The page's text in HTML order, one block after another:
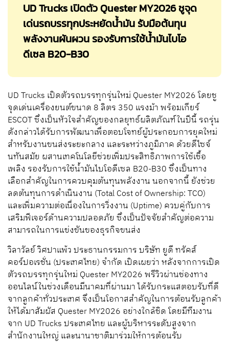
UD Trucks เปิดตัว Quester MY2026 ชูจุด
เด่นรถบรรทุกประหยัดน้ำมัน รับมือต้นทุน
พลังงานผันผวน รองรับการใช้น้ำมันไบโอ
ดีเซล B20-B30
UD Trucks เปิดตัวรถบรรทุกรุ่นใหม่ Quester MY2026 โดยชู
จุดเด่นเครื่องยนต์ขนาด 8 ลิตร 350 แรงม้า พร้อมเกียร์
ESCOT ซึ่งเป็นหัวใจสำคัญของกลยุทธ์ผลิตภัณฑ์ในปีนี้ รถรุ่น
ดังกล่าวได้รับการพัฒนาเพื่อตอบโจทย์ผู้ประกอบการยุคใหม่
สำหรับงานขนส่งระยะกลาง และระหว่างภูมิภาค ด้วยดีไซจ์
นทันสมัย ผสานเทคโนโลยีช่วยเพิ่มประสิทธิภาพการใช้เชื้อ
เพลิง รองรับการใช้น้ำมันไบโอดีเซล B20-B30 ซึ่งเป็นทาง
เลือกสำคัญในการควบคุมต้นทุนพลังงาน นอกจากนี้ ยังช่วย
ลดต้นทุนการดำเนินงาน (Total Cost of Ownership: TCO)
และเพิ่มความต่อเนื่องในการวิ่งงาน (Uptime) ควบคู่กับการ
เสริมฟีเจอร์ด้านความปลอดภัย ซึ่งเป็นปัจจัยสำคัญต่อความ
สามารถในการแข่งขันของธุรกิจขนส่ง
วิลาวัลย์ วิศปาแพ้ว ประธานกรรมการ บริษัท ยูดี ทรัคส์
คอร์ปอเรชั่น (ประเทศไทย) จำกัด เปิดเผยว่า หลังจากการเปิด
ตัวรถบรรทุกรุ่นใหม่ Quester MY2026 พรีวิวผ่านช่องทาง
ออนไลน์ในช่วงเดือนมีนาคมที่ผ่านมา ได้รับกระแสตอบรับที่ดี
จากลูกค้าทั่วประเทศ จึงเป็นโอกาสสำคัญในการต้อนรับลูกค้า
ให้ได้มาสัมผัส Quester MY2026 อย่างใกล้ชิด โดยมีทีมงาน
จาก UD Trucks ประเทศไทย และผู้บริหารระดับสูงจาก
สำนักงานใหญ่ และนานาชาติมาร่วมให้การต้อนรับ